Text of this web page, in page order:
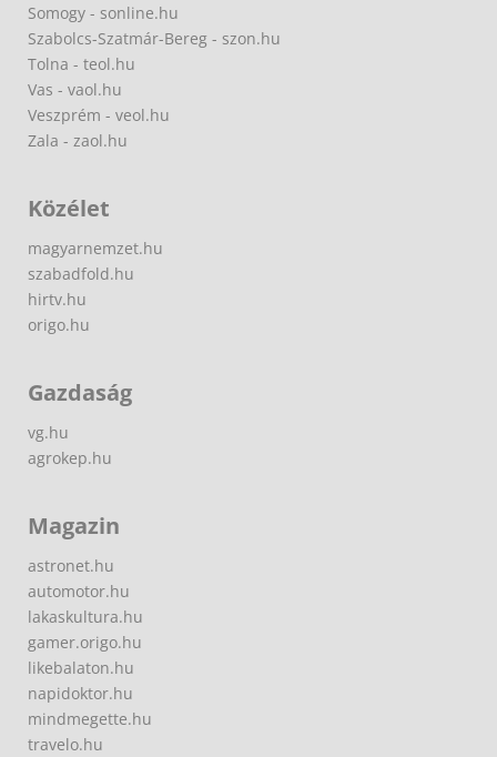
Somogy - sonline.hu
Szabolcs-Szatmár-Bereg - szon.hu
Tolna - teol.hu
Vas - vaol.hu
Veszprém - veol.hu
Zala - zaol.hu
Közélet
magyarnemzet.hu
szabadfold.hu
hirtv.hu
origo.hu
Gazdaság
vg.hu
agrokep.hu
Magazin
astronet.hu
automotor.hu
lakaskultura.hu
gamer.origo.hu
likebalaton.hu
napidoktor.hu
mindmegette.hu
travelo.hu